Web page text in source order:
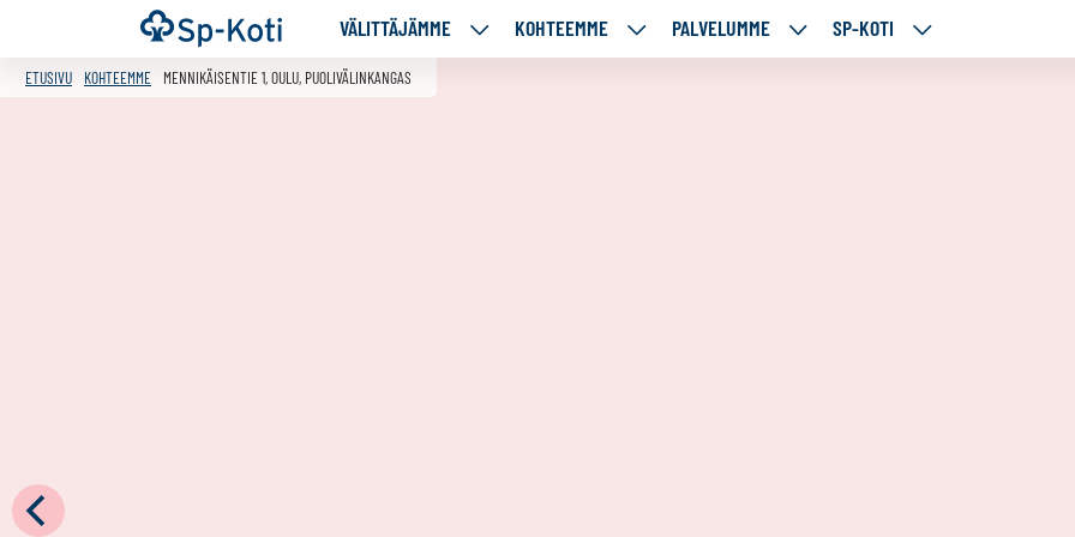
Siirry
sisältöön
Etusivu VÄLITTÄJÄMME
VÄLITTÄJÄMME
KOHTEEMME
KOHTEEMME
PALVELUMME
PALVELUMME
SP-KOTI
SP-
ETUSIVU KOHTEEMME MENNIKÄISENTIE 1, OULU, PUOLIVÄLINKANGAS